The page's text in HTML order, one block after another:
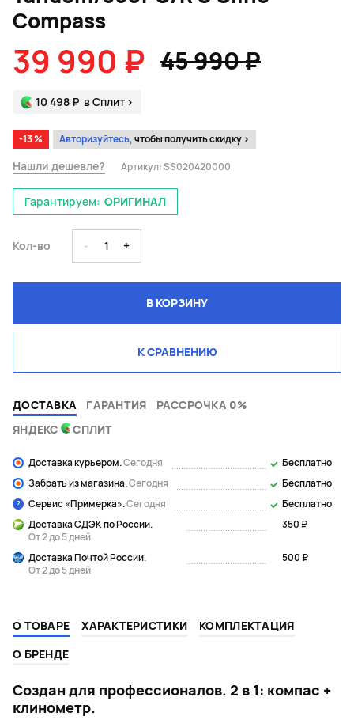
Compass
39 990 ₽ 45 990 ₽
10 498 ₽ в Сплит >
-13 % Авторизуйтесь,чтобы получить скидку >
Нашли дешевле? Артикул:SS020420000
Гарантируем: ОРИГИНАЛ
Кол-во - 1 +
В КОРЗИНУ
К СРАВНЕНИЮ
ДОСТАВКА ГАРАНТИЯ
РАССРОЧКА 0%
ЯНДЕКС
СПЛИТ
Доставка курьером.Сегодня
Бесплатно
Забрать из магазина.Сегодня
Бесплатно
Сервис «Примерка».Сегодня
Бесплатно
Доставка СДЭК по России.
От 2 до 5 дней
350 ₽
Доставка Почтой России.
От 2 до 5 дней
500 ₽
О ТОВАРЕ ХАРАКТЕРИСТИКИ
КОМПЛЕКТАЦИЯ
О БРЕНДЕ
Создан для профессионалов. 2 в 1: компас +
клинометр.